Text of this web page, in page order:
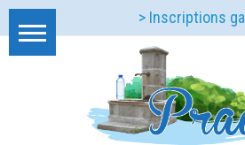
> Inscriptions